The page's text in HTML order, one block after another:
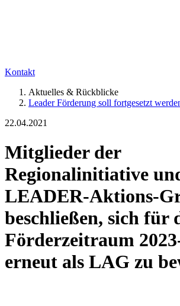
Kontakt
Aktuelles & Rückblicke
Leader Förderung soll fortgesetzt
22.04.2021
Mitglieder der
Regionalinitiative
LEADER-Aktions-
beschließen, sich für
Förderzeitraum
erneut als LAG zu